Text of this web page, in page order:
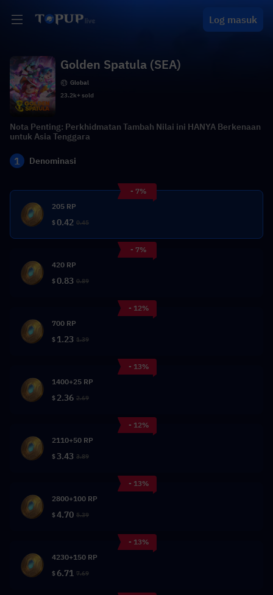
Log masuk
Golden Spatula (SEA)
Global
23.2k+ sold
Nota Penting: Perkhidmatan Tambah Nilai ini HANYA Berkenaan
untuk Asia Tenggara
1 Denominasi
- 7%
205 RP
$0.42 0.45
- 7%
420 RP
$0.83 0.89
- 12%
700 RP
$ 1.23 1.39
- 13%
1400+25 RP
$ 2.36 2.69
- 12%
2110+50 RP
$3.43 3.89
- 13%
2800+100 RP
$4.70 5.39
- 13%
4230+150 RP
$ 6.71 7.69